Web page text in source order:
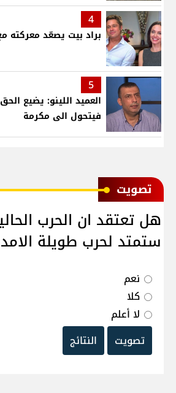
4
براد بيت يصعّد معركته
5
العميد اللينو: يضيع
فيتحول الى مكرمة
ﺗﺼﻮﻳﺖ
هل تعتقد ان الحرب
ستمتد لحرب طويلة
نعم
كلا
لا أعلم
تصويت
النتائج